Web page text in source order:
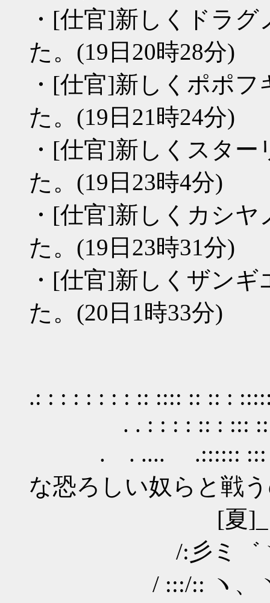
・[仕官]新しくドラ
た。(19日20時28分)
・[仕官]新しくポポ
た。(19日21時24分)
・[仕官]新しくスタ
た。(19日23時4分)
・[仕官]新しくカシ
た。(19日23時31分)
・[仕官]新しくザン
た。(20日1時33分)
.: : : : : : : : :: :::: :: :: :
. . : : : : :: : ::: :: :
. . .... .:::::: ::: :::
な恐ろしい奴らと戦
[夏]_∧ . . .: :
/:彡ミ゛ヽ ）
/ :::/:: ヽ、ヽ、